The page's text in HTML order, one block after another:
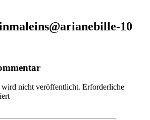
10
nicht veröffentlicht. Erforderliche